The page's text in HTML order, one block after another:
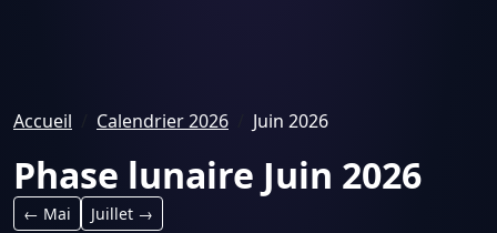
Accueil Calendrier 2026 Juin 2026
Phase lunaire Juin 2026
← Mai Juillet →